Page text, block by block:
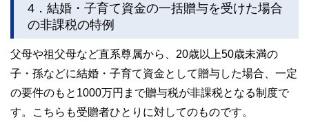
4．結婚・子育て資金の一括贈与を受けた場合
の非課税の特例
父母や祖父母など直系尊属から、20歳以上50歳未満の
子・孫などに結婚・子育て資金として贈与した場合、一定
の要件のもと1000万円まで贈与税が非課税となる制度で
す。こちらも受贈者ひとりに対してのものです。